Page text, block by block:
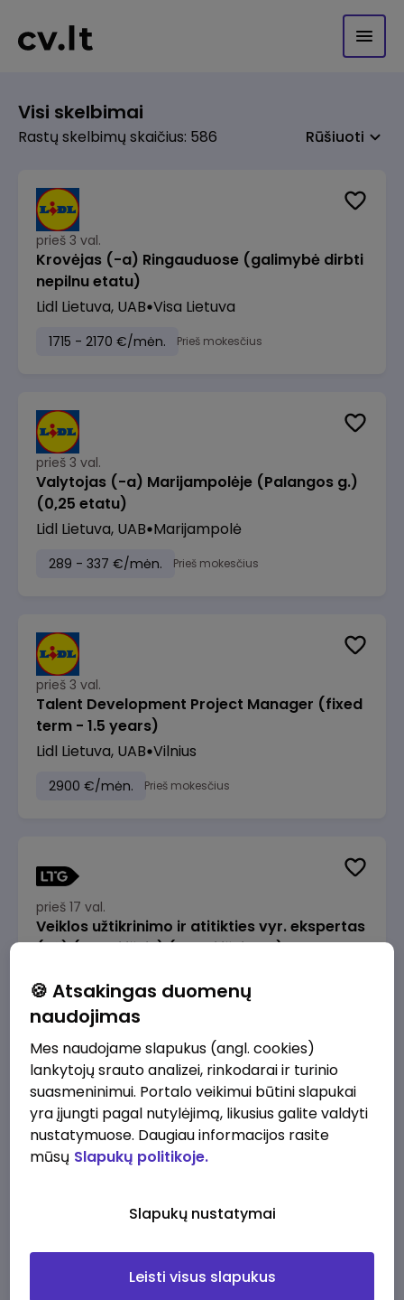
Visi skelbimai
Rastų skelbimų skaičius: 586 Rūšiuoti
prieš 3 val.
Krovėjas (-a) Ringauduose (galimybė dirbti
nepilnu etatu)
Lidl Lietuva, UAB Visa Lietuva
1715 - 2170 €/mėn. Prieš mokesčius
prieš 3 val.
Valytojas (-a) Marijampolėje (Palangos g.)
(0,25 etatu)
Lidl Lietuva, UAB Marijampolė
289 - 337 €/mėn. Prieš mokesčius
prieš 3 val.
Talent Development Project Manager (fixed
term - 1.5 years)
Lidl Lietuva, UAB Vilnius
2900 €/mėn. Prieš mokesčius
prieš 17 val.
Veiklos užtikrinimo ir atitikties vyr. ekspertas
(-ė) (Radviliškis) (Radviliškis, LT)
2610 - 3910 €/mėn.
prieš 17 val.
Veiklos užtikrinimo ir atitikties vyr. ekspertas
(-ė) (Kaunas) (Kaunas, LT)
🍪 Atsakingas duomenų
naudojimas
Mes naudojame slapukus (angl. cookies)
lankytojų srauto analizei, rinkodarai ir turinio
suasmeninimui. Portalo veikimui būtini slapukai
yra įjungti pagal nutylėjimą, likusius galite valdyti
nustatymuose. Daugiau informacijos rasite
mūsų Slapukų politikoje.
Slapukų nustatymai
Leisti visus slapukus